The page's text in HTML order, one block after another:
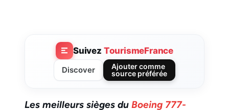
Suivez TourismeFrance
Discover
Ajouter comme
source préférée
Les meilleurs sièges du Boeing 777-